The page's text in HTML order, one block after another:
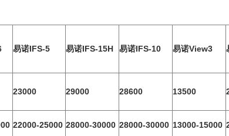
易诺IFS-5 易诺IFS-15H 易诺IFS-10 易诺View3
23000 29000 28600 13500
22000-25000 28000-30000 28000-30000 13000-15000